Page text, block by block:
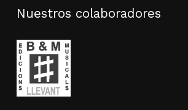
Nuestros colaboradores